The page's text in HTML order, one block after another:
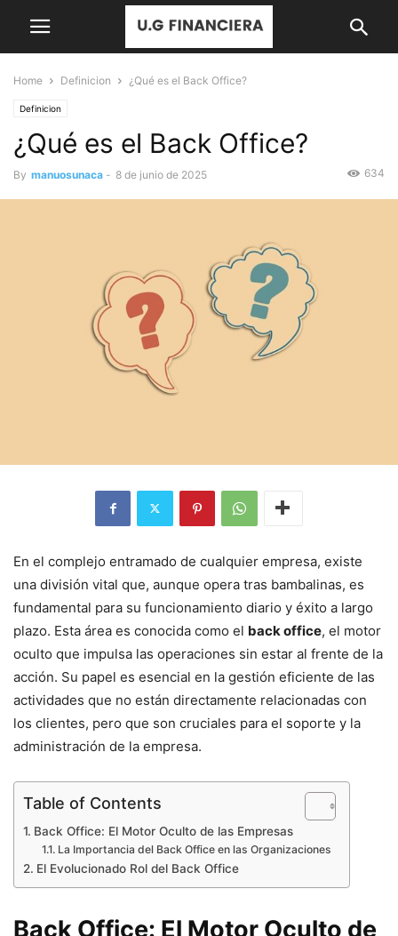
Home Definicion ¿Qué es el Back Office?
Definicion
¿Qué es el Back Office?
By manuosunaca - 8 de junio de 2025 634
En el complejo entramado de cualquier empresa, existe
una división vital que, aunque opera tras bambalinas, es
fundamental para su funcionamiento diario y éxito a largo
plazo. Esta área es conocida como el back office, el motor
oculto que impulsa las operaciones sin estar al frente de la
acción. Su papel es esencial en la gestión eficiente de las
actividades que no están directamente relacionadas con
los clientes, pero que son cruciales para el soporte y la
administración de la empresa.
Table of Contents
Back Office: El Motor Oculto de las Empresas
La Importancia del Back Office en las Organizaciones
El Evolucionado Rol del Back Office
Back Office: El Motor Oculto de